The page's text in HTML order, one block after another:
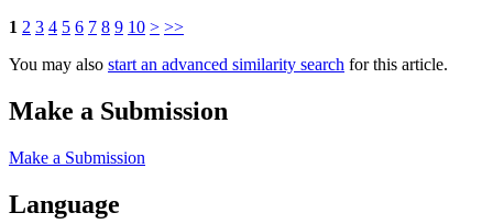
1 2 3 4 5 6 7 8 9 10 > >>
You may also start an advanced similarity search for this article.
Make a Submission
Make a Submission
Language